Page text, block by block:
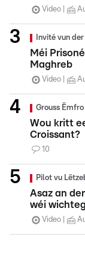
Video
Invité vun
Méi
Maghreb
Video
Grouss
Wou kritt
Croissant?
10
Pilot vu
Asaz an
wéi
Video